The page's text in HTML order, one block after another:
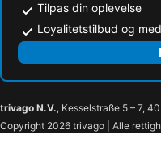
Tilpas din oplevelse
Loyalitetstilbud og
trivago N.V., Kesselstraße 5 – 7,
Copyright 2026 trivago | Alle